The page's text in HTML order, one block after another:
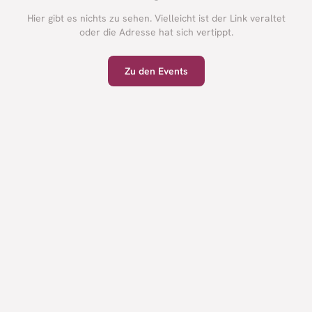
Hier gibt es nichts zu sehen. Vielleicht ist der Link veraltet
oder die Adresse hat sich vertippt.
Zu den Events